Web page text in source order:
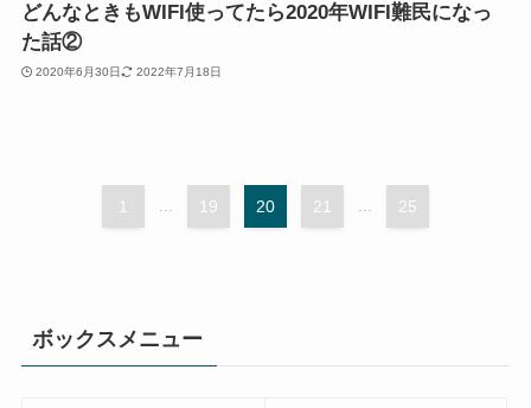
どんなときもWIFI使ってたら2020年WIFI難民になっ
た話②
2020年6月30日 2022年7月18日
1 ... 19 20 21 ... 25
ボックスメニュー